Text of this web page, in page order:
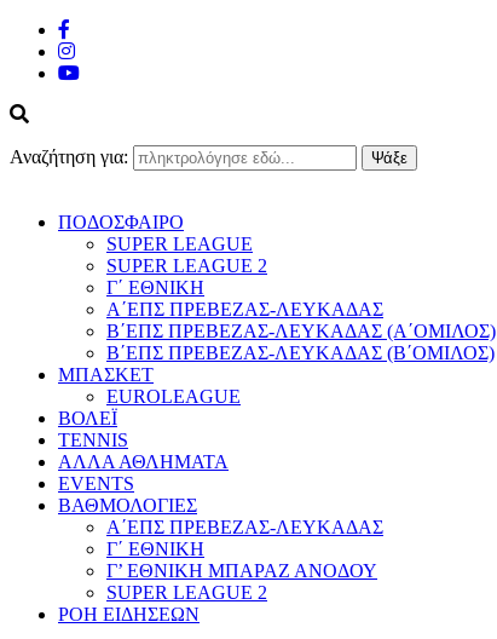
Αναζήτηση για:
ΠΟΔΟΣΦΑΙΡΟ
SUPER LEAGUE
SUPER LEAGUE 2
Γ΄ ΕΘΝΙΚΗ
Α΄ΕΠΣ ΠΡΕΒΕΖΑΣ-ΛΕΥΚΑΔΑΣ
Β΄ΕΠΣ ΠΡΕΒΕΖΑΣ-ΛΕΥΚΑΔΑΣ (Α΄ΟΜΙΛΟΣ)
Β΄ΕΠΣ ΠΡΕΒΕΖΑΣ-ΛΕΥΚΑΔΑΣ (Β΄ΟΜΙΛΟΣ)
ΜΠΑΣΚΕΤ
EUROLEAGUE
ΒΟΛΕΪ
TENNIS
ΑΛΛΑ ΑΘΛΗΜΑΤΑ
EVENTS
ΒΑΘΜΟΛΟΓΙΕΣ
Α΄ΕΠΣ ΠΡΕΒΕΖΑΣ-ΛΕΥΚΑΔΑΣ
Γ΄ ΕΘΝΙΚΗ
Γ’ ΕΘΝΙΚΗ ΜΠΑΡΑΖ ΑΝΟΔΟΥ
SUPER LEAGUE 2
ΡΟΗ ΕΙΔΗΣΕΩΝ